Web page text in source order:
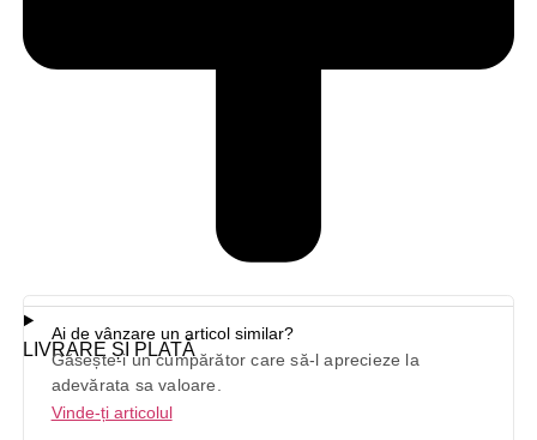
LIVRARE ȘI PLATĂ
Ai de vânzare un articol similar?
Găsește-i un cumpărător care să-l aprecieze la
adevărata sa valoare.
Vinde-ți articolul